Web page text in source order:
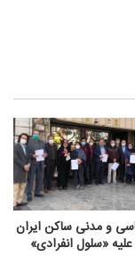
و مدنی ساکن ایران
«سلول انفرادی»